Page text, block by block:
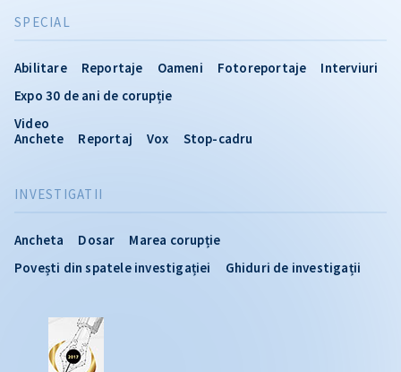
INVESTIGATII
Ancheta Dosar
Marea corupție
Povești din spatele investigației
Ghiduri de investigații
SPECIAL
Abilitare Reportaje Oameni Fotoreportaje
Interviuri
Expo 30 de ani de corupție
Video
Anchete
Reportaj Vox Stop-cadru